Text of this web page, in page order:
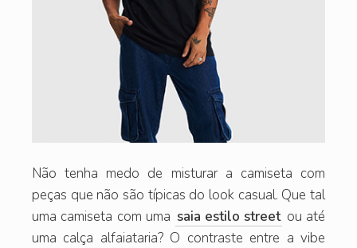
Não tenha medo de misturar a camiseta com
peças que não são típicas do look casual. Que tal
uma camiseta com uma saia estilo street ou até
uma calça alfaiataria? O contraste entre a vibe